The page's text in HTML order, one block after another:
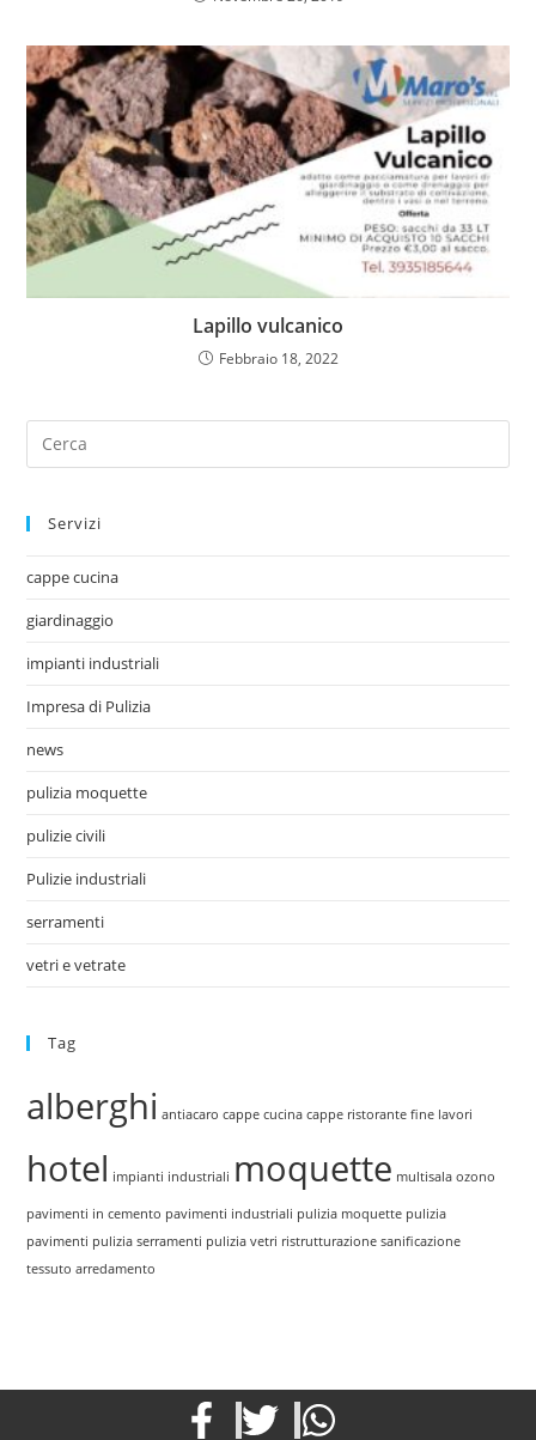
Lapillo vulcanico
Febbraio 18, 2022
Servizi
cappe cucina
giardinaggio
impianti industriali
Impresa di Pulizia
news
pulizia moquette
pulizie civili
Pulizie industriali
serramenti
vetri e vetrate
Tag
alberghi antiacaro cappe cucina cappe ristorante fine lavori
hotel impianti industriali moquette multisala ozono
pavimenti in cemento pavimenti industriali pulizia moquette pulizia
pavimenti pulizia serramenti pulizia vetri ristrutturazione sanificazione
tessuto arredamento